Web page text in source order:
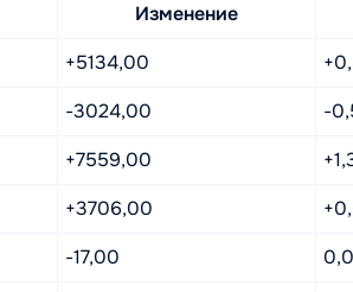
Изменение
+5134,00
-3024,00
-
+7559,00
+3706,00
-17,00